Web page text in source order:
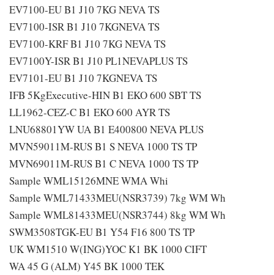
EV7100-EU B1 J10 7KG NEVA TS
EV7100-ISR B1 J10 7KGNEVA TS
EV7100-KRF B1 J10 7KG NEVA TS
EV7100Y-ISR B1 J10 PL1NEVAPLUS TS
EV7101-EU B1 J10 7KGNEVA TS
IFB 5KgExecutive-HIN B1 EKO 600 SBT TS
LL1962-CEZ-C B1 EKO 600 AYR TS
LNU68801YW UA B1 E400800 NEVA PLUS
MVN59011M-RUS B1 S NEVA 1000 TS TP
MVN69011M-RUS B1 C NEVA 1000 TS TP
Sample WML15126MNE WMA Whi
Sample WML71433MEU(NSR3739) 7kg WM Wh
Sample WML81433MEU(NSR3744) 8kg WM Wh
SWM3508TGK-EU B1 Y54 F16 800 TS TP
UK WM1510 W(ING)YOC K1 BK 1000 CIFT
WA 45 G (ALM) Y45 BK 1000 TEK